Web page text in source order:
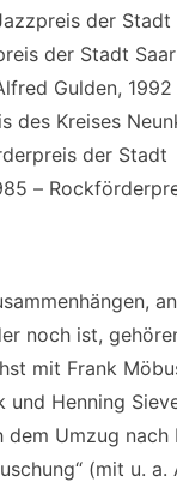
der Stadt
der Stadt
Gulden, 1992
des Kreises
der Stadt
–
noch ist,
mit Frank
und Henning
dem Umzug nach
(mit u. a.